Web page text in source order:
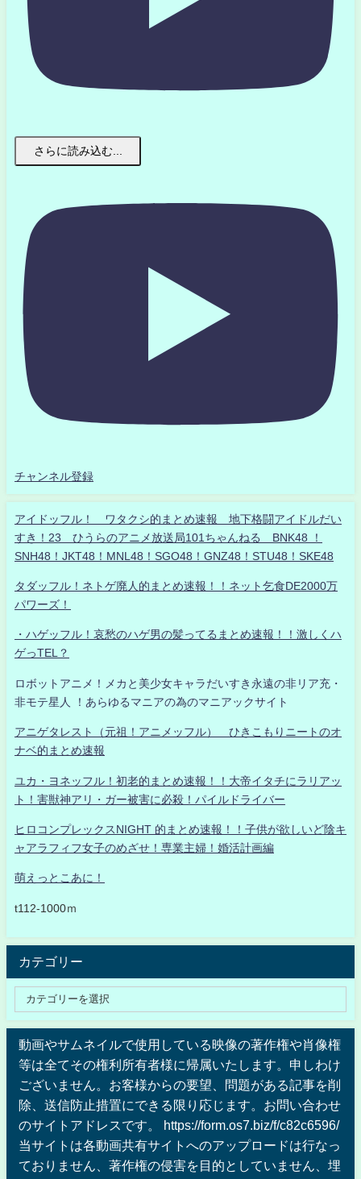
さらに読み込む...
チャンネル登録
アイドッフル！ ワタクシ的まとめ速報 地下格闘アイドルだい
すき！23 ひうらのアニメ放送局101ちゃんねる BNK48 ！
SNH48！JKT48！MNL48！SGO48！GNZ48！STU48！SKE48
タダッフル！ネトゲ廃人的まとめ速報！！ネット乞食DE2000万
パワーズ！
・ハゲッフル！哀愁のハゲ男の髪ってるまとめ速報！！激しくハ
ゲっTEL？
ロボットアニメ！メカと美少女キャラだいすき永遠の非リア充・
非モテ星人 ！あらゆるマニアの為のマニアックサイト
アニゲタレスト（元祖！アニメッフル） ひきこもりニートのオ
ナベ的まとめ速報
ユカ・ヨネッフル！初老的まとめ速報！！大帝イタチにラリアッ
ト！害獣神アリ・ガー被害に必殺！パイルドライバー
ヒロコンプレックスNIGHT 的まとめ速報！！子供が欲しいど陰キ
ャアラフィフ女子のめざせ！専業主婦！婚活計画編
萌えっとこあに！
t112-1000ｍ
カテゴリー
動画やサムネイルで使用している映像の著作権や肖像権
等は全てその権利所有者様に帰属いたします。申しわけ
ございません。お客様からの要望、問題がある記事を削
除、送信防止措置にできる限り応じます。お問い合わせ
のサイトアドレスです。 https://form.os7.biz/f/c82c6596/
当サイトは各動画共有サイトへのアップロードは行なっ
ておりません、著作権の侵害を目的としていません、埋